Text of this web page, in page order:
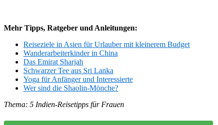
Mehr Tipps, Ratgeber und Anleitungen:
Reiseziele in Asien für Urlauber mit kleinerem Budget
Wanderarbeiterkinder in China
Das Emirat Sharjah
Schwarzer Tee aus Sri Lanka
Yoga für Anfänger und Interessierte
Wer sind die Shaolin-Mönche?
Thema: 5 Indien-Reisetipps für Frauen